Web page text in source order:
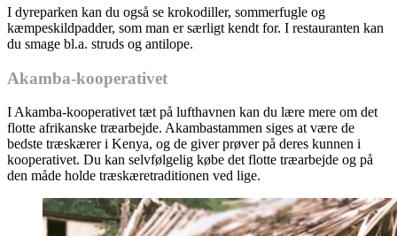
I dyreparken kan du også se krokodiller, sommerfugle og
kæmpeskildpadder, som man er særligt kendt for. I restauranten kan
du smage bl.a. struds og antilope.
Akamba-kooperativet
I Akamba-kooperativet tæt på lufthavnen kan du lære mere om det
flotte afrikanske træarbejde. Akambastammen siges at være de
bedste træskærer i Kenya, og de giver prøver på deres kunnen i
kooperativet. Du kan selvfølgelig købe det flotte træarbejde og på
den måde holde træskæretraditionen ved lige.